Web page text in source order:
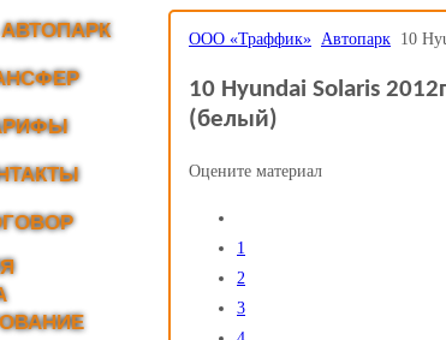
ООО «Траффик» Автопарк 10
10 Hyundai Solaris
(белый)
Оцените материал
1
2
3